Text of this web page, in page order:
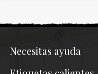
sería su buena opción. El
utiliza principalmente en
azulejos de bar o en pisos de
hoteles.
necesitas ayuda